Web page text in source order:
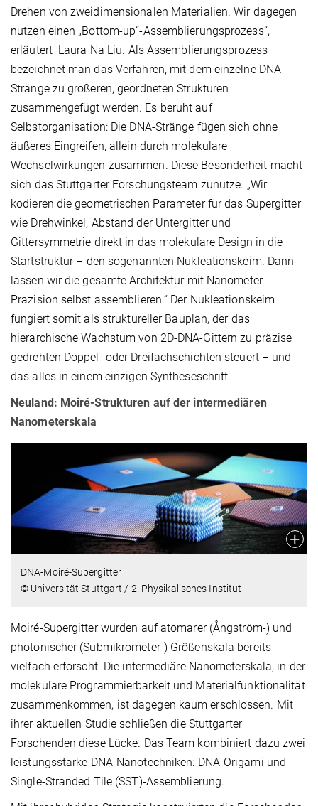
Drehen von zweidimensionalen Materialien. Wir dagegen
nutzen einen „Bottom-up“-Assemblierungsprozess“,
erläutert Laura Na Liu. Als Assemblierungsprozess
bezeichnet man das Verfahren, mit dem einzelne DNA-
Stränge zu größeren, geordneten Strukturen
zusammengefügt werden. Es beruht auf
Selbstorganisation: Die DNA-Stränge fügen sich ohne
äußeres Eingreifen, allein durch molekulare
Wechselwirkungen zusammen. Diese Besonderheit macht
sich das Stuttgarter Forschungsteam zunutze. „Wir
kodieren die geometrischen Parameter für das Supergitter
wie Drehwinkel, Abstand der Untergitter und
Gittersymmetrie direkt in das molekulare Design in die
Startstruktur – den sogenannten Nukleationskeim. Dann
lassen wir die gesamte Architektur mit Nanometer-
Präzision selbst assemblieren.“ Der Nukleationskeim
fungiert somit als struktureller Bauplan, der das
hierarchische Wachstum von 2D-DNA-Gittern zu präzise
gedrehten Doppel- oder Dreifachschichten steuert – und
das alles in einem einzigen Syntheseschritt.
Neuland: Moiré-Strukturen auf der intermediären
Nanometerskala
DNA-Moiré-Supergitter
© Universität Stuttgart / 2. Physikalisches Institut
Moiré-Supergitter wurden auf atomarer (Ångström-) und
photonischer (Submikrometer-) Größenskala bereits
vielfach erforscht. Die intermediäre Nanometerskala, in der
molekulare Programmierbarkeit und Materialfunktionalität
zusammenkommen, ist dagegen kaum erschlossen. Mit
ihrer aktuellen Studie schließen die Stuttgarter
Forschenden diese Lücke. Das Team kombiniert dazu zwei
leistungsstarke DNA-Nanotechniken: DNA-Origami und
Single-Stranded Tile (SST)-Assemblierung.